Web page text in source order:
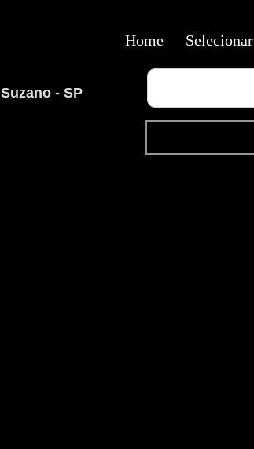
Suzano - SP
Home Selecionar